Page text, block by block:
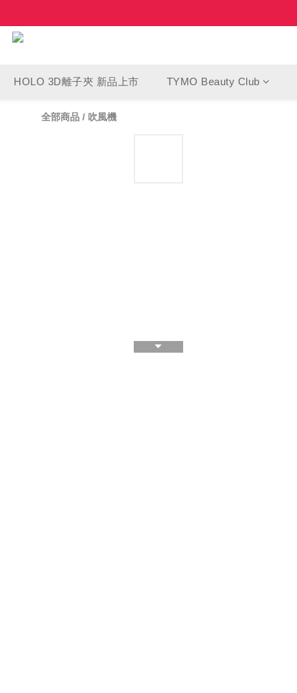
HOLO 3D離子夾 新品上市 TYMO Beauty Club
全部商品 / 吹風機